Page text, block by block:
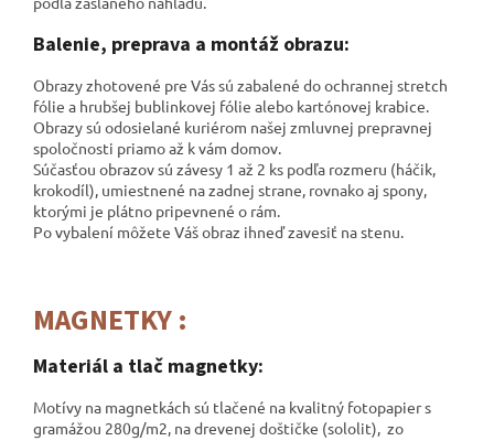
Balenie, preprava a montáž obrazu:
Obrazy zhotovené pre Vás sú zabalené do ochrannej stretch
fólie a hrubšej bublinkovej fólie alebo kartónovej krabice.
Obrazy sú odosielané kuriérom našej zmluvnej prepravnej
spoločnosti priamo až k vám domov.
Súčasťou obrazov sú závesy 1 až 2 ks podľa rozmeru (háčik,
krokodíl), umiestnené na zadnej strane, rovnako aj spony,
ktorými je plátno pripevnené o rám.
Po vybalení môžete Váš obraz ihneď zavesiť na stenu.
MAGNETKY :
Materiál a tlač magnetky:
Motívy na magnetkách sú tlačené na kvalitný fotopapier s
gramážou 280g/m2, na drevenej doštičke (sololit), zo